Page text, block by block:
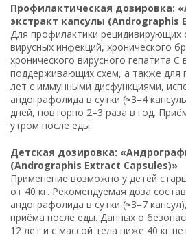
Профилактическая дозировка:
экстракт капсулы (Andrographis
Для профилактики рецидивирующих
вирусных инфекций, хронического
хронического вирусного гепатита C
поддерживающих схем, а также для
лет с иммунными дисфункциями,
андографолида в сутки (≈3–4
дней, повторно 2–3 раза в год.
утром после еды.
Детская дозировка:
(Andrographis Extract Capsules)»
Применение возможно у детей
от 40 кг. Рекомендуемая доза
андографолида в сутки (≈3–7
приёма после еды. Данных о
12 лет и с массой тела ниже 40 кг